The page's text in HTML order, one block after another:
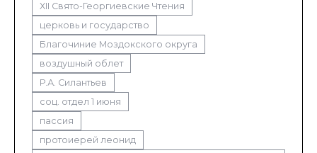
XII Свято-Георгиевские Чтения
церковь и государство
Благочиние Моздокского округа
воздушный облет
Р.А. Силантьев
соц. отдел 1 июня
пассия
протоиерей леонид